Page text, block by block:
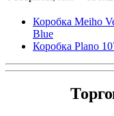
Коробка Meiho
Blue
Коробка Plano